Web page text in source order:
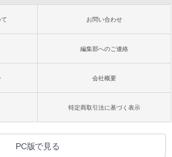
お問い合わせ
編集部へのご連絡
会社概要
特定商取引法に基づく表示
PC版で見る